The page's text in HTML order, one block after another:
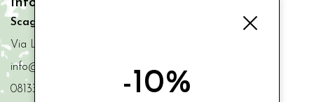
Info contatti
Scaglione Bimbi di Iacono Maria Angela
Via Luigi Mazzella,73 80077 Ischia
info@scaglionebimbi.com
0813331162
-10%